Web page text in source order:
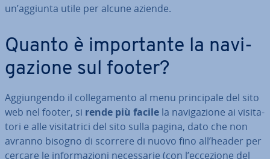
un’aggiunta utile per alcune aziende.
Quanto è im­por­tan­te la na­vi­
ga­zio­ne sul footer?
Ag­giun­gen­do il col­le­ga­men­to al menu prin­ci­pa­le del sito
web nel footer, si rende più facile la na­vi­ga­zio­ne ai vi­si­ta­
to­ri e alle vi­si­ta­tri­ci del sito sulla pagina, dato che non
avranno bisogno di scorrere di nuovo fino all’header per
cercare le in­for­ma­zio­ni ne­ces­sa­rie (con l’eccezione del